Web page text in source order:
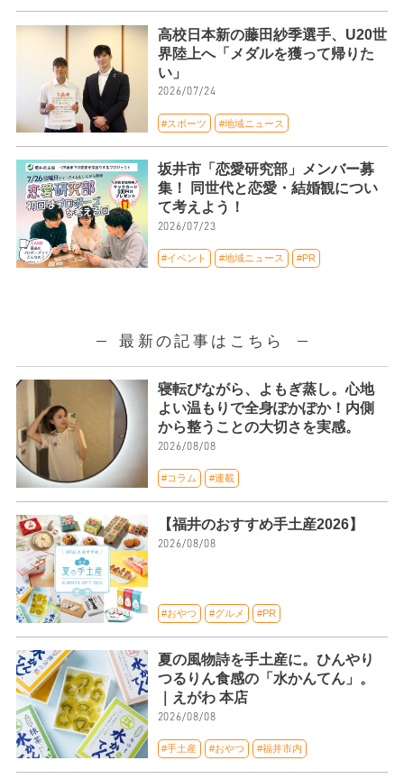
高校日本新の藤田紗季選手、U20世
界陸上へ「メダルを獲って帰りた
い」
2026/07/24
#スポーツ #地域ニュース
坂井市「恋愛研究部」メンバー募
集！ 同世代と恋愛・結婚観につい
て考えよう！
2026/07/23
#イベント #地域ニュース #PR
最新の記事はこちら
寝転びながら、よもぎ蒸し。心地
よい温もりで全身ぽかぽか！内側
から整うことの大切さを実感。
2026/08/08
#コラム #連載
【福井のおすすめ手土産2026】
2026/08/08
#おやつ #グルメ #PR
夏の風物詩を手土産に。ひんやり
つるりん食感の「水かんてん」。
｜えがわ 本店
2026/08/08
#手土産 #おやつ #福井市内